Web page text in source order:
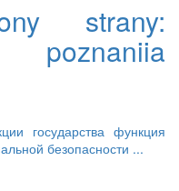
strany:
государства функция
безопасности ...